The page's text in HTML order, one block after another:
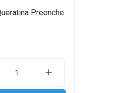
Preenche
UMA UNIDADEAUMENTAR UMA